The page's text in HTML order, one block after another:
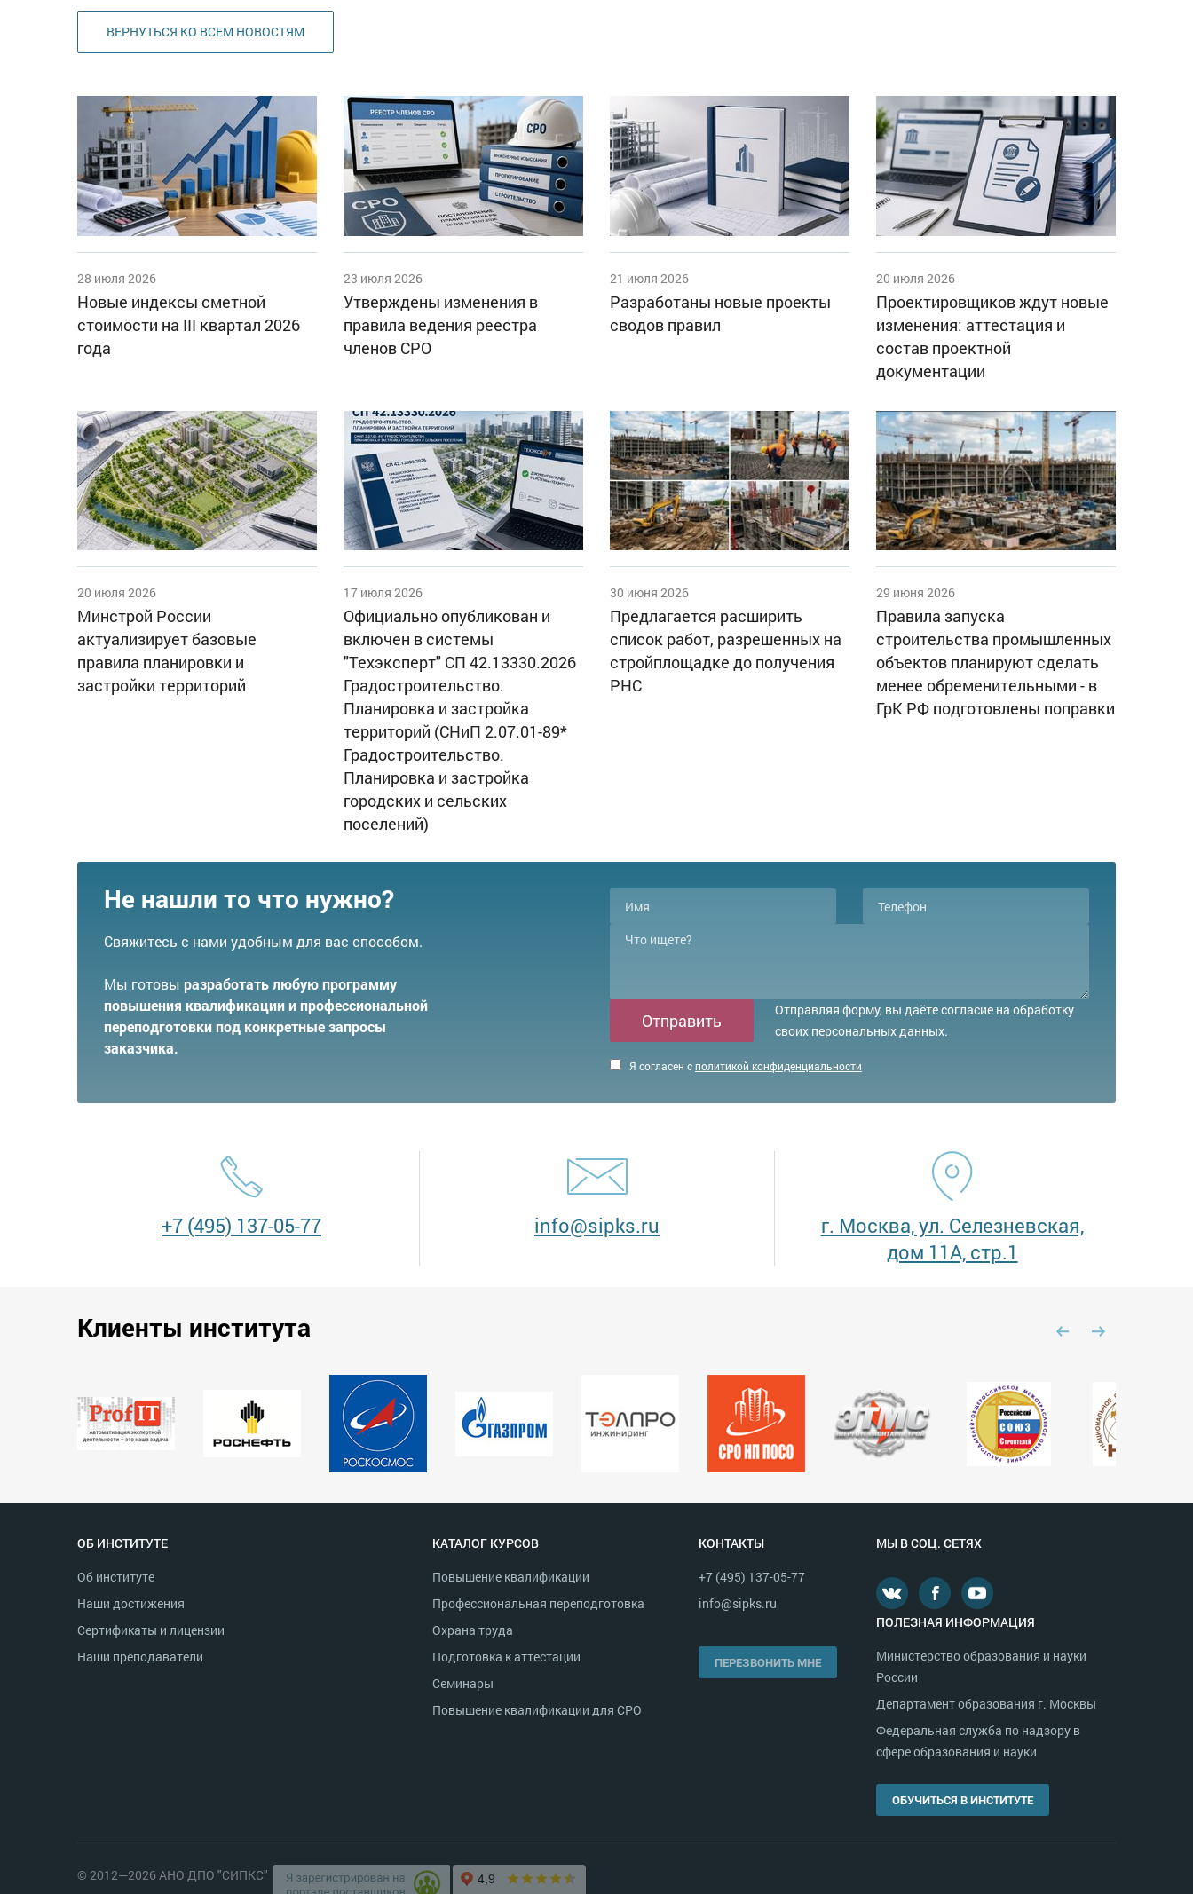
ВЕРНУТЬСЯ КО ВСЕМ НОВОСТЯМ
28 июля 2026
Новые индексы сметной
стоимости на III квартал 2026
года
23 июля 2026
Утверждены изменения в
правила ведения реестра
членов СРО
21 июля 2026
Разработаны новые проекты
сводов правил
20 июля 2026
Проектировщиков ждут новые
изменения: аттестация и
состав проектной
документации
20 июля 2026
Минстрой России
актуализирует базовые
правила планировки и
застройки территорий
17 июля 2026
Официально опубликован и
включен в системы
"Техэксперт" СП 42.13330.2026
Градостроительство.
Планировка и застройка
территорий (СНиП 2.07.01-89*
Градостроительство.
Планировка и застройка
городских и сельских
поселений)
30 июня 2026
Предлагается расширить
список работ, разрешенных на
стройплощадке до получения
РНС
29 июня 2026
Правила запуска
строительства промышленных
объектов планируют сделать
менее обременительными - в
ГрК РФ подготовлены поправки
Не нашли то что нужно?
Свяжитесь с нами удобным для вас способом.
Мы готовы разработать любую программу
повышения квалификации и профессиональной
переподготовки под конкретные запросы
заказчика.
Я согласен сполитикой конфиденциальности
Отправить
Отправляя форму, вы даёте согласие на обработку
своих персональных данных.
+7 (495) 137-05-77 info@sipks.ru
г. Москва, ул. Селезневская,
дом 11А, стр.1
Клиенты института
ОБ ИНСТИТУТЕ
Об институте
Наши достижения
Сертификаты и лицензии
Наши преподаватели
КАТАЛОГ КУРСОВ
Повышение квалификации
Профессиональная переподготовка
Охрана труда
Подготовка к аттестации
Семинары
Повышение квалификации для СРО
КОНТАКТЫ
+7 (495) 137-05-77
info@sipks.ru
ПЕРЕЗВОНИТЬ МНЕ
МЫ В СОЦ. СЕТЯХ
ПОЛЕЗНАЯ ИНФОРМАЦИЯ
Министерство образования и науки
России
Департамент образования г. Москвы
Федеральная служба по надзору в
сфере образования и науки
ОБУЧИТЬСЯ В ИНСТИТУТЕ
© 2012—2026 АНО ДПО "СИПКС"